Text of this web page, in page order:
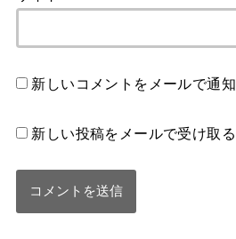
新しいコメントをメールで通知
新しい投稿をメールで受け取る